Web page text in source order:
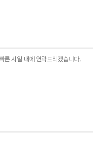
른 시일 내에 연락드리겠습니다.